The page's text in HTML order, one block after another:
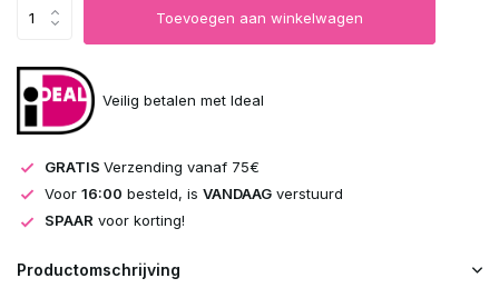
Toevoegen aan winkelwagen
Veilig betalen met Ideal
GRATIS Verzending vanaf 75€
Voor 16:00 besteld, is VANDAAG verstuurd
SPAAR voor korting!
Productomschrijving